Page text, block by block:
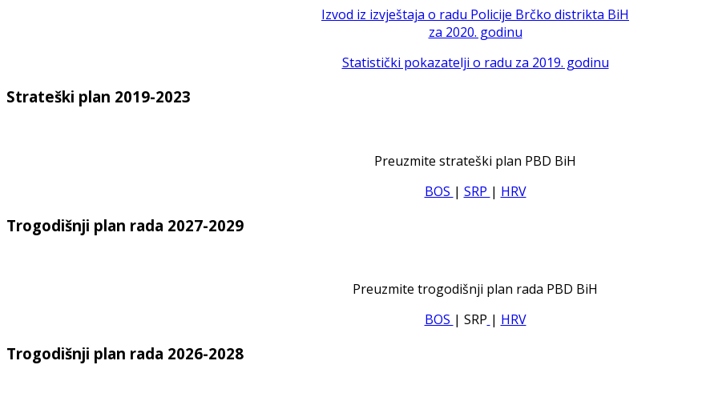
Izvod iz izvještaja o radu Policije Brčko distrikta BiH
za 2020. godinu
Statistički pokazatelji o radu za 2019. godinu
Strateški plan 2019-2023
Preuzmite strateški plan PBD BiH
BOS | SRP | HRV
Trogodišnji plan rada 2027-2029
Preuzmite trogodišnji plan rada PBD BiH
BOS | SRP | HRV
Trogodišnji plan rada 2026-2028